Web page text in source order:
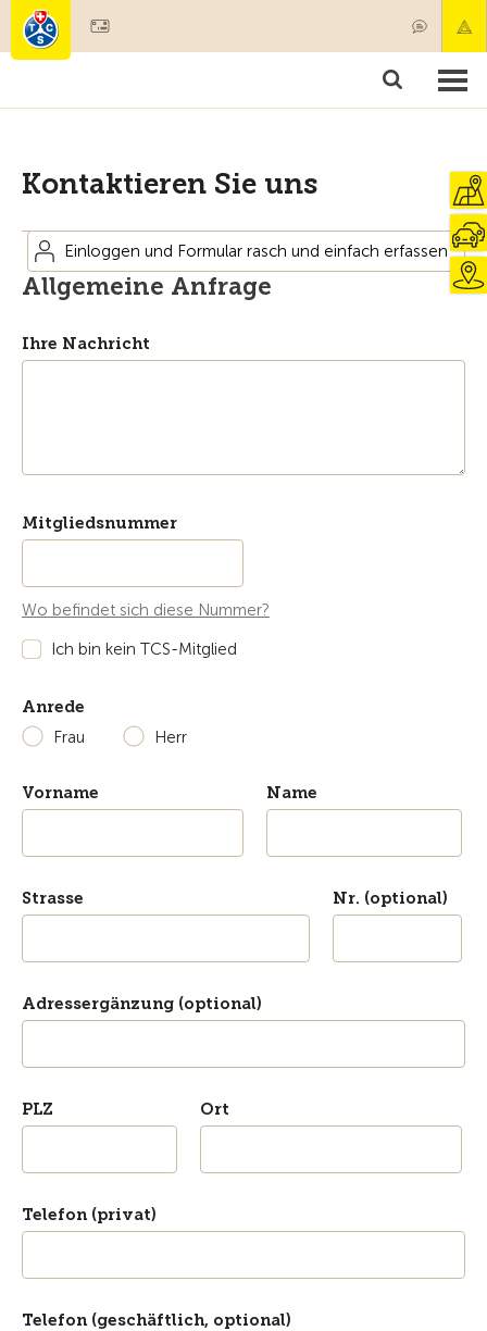
Mitgliedschaft & Leistungen
Kontaktieren Sie uns
Einloggen und Formular rasch und einfach erfassen
Allgemeine Anfrage
Ihre Nachricht
Mitgliedsnummer
Wo befindet sich diese Nummer?
Ich bin kein TCS-Mitglied
Anrede
Frau
Herr
Vorname Name
Strasse Nr. (optional)
Adressergänzung (optional)
PLZ Ort
Telefon (privat)
Telefon (geschäftlich, optional)